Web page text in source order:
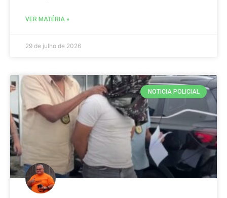
VER MATÉRIA »
29 de julho de 2026
NOTICIA POLICIAL